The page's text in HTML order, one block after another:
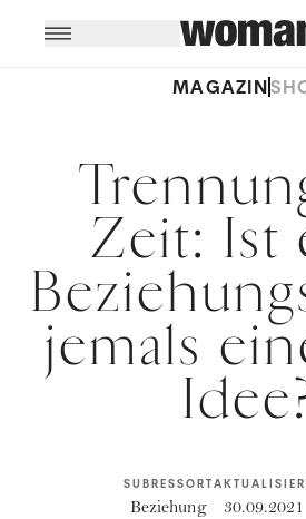
MAGAZIN
Zeit: Ist
jemals
SUBRESSORT
Beziehung 30.09.2021